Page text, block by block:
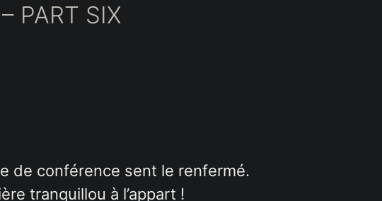
PART SIX
de conférence sent le renfermé.
tranquillou à l’appart !